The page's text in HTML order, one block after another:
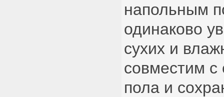
напольным
одинаково
сухих и
совместим с
пола и